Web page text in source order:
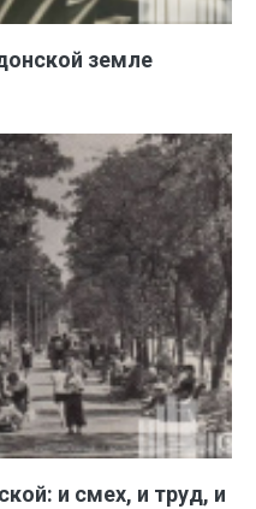
земле
и смех, и труд, и